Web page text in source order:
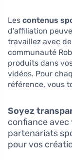
Les contenus
d’affiliation
travaillez avec
communauté
produits dans
vidéos. Pour
référence, vous
Soyez
confiance
partenariats
pour vos